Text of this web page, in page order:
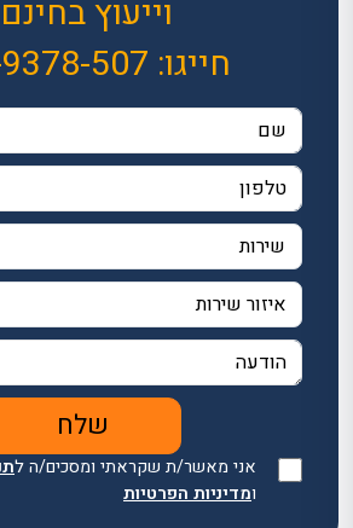
וייעוץ
חייגו: 507
אני מאשר/ת שקראתי ומסכים/ה ל
ומדיניות הפרטיות